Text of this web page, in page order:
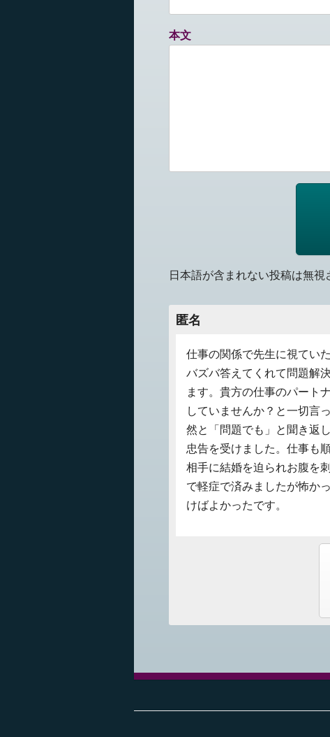
本文
日本語が含まれない投稿は無視
匿名
仕事の関係で先生に視てい
バズバ答えてくれて問題解
ます。貴方の仕事のパート
していませんか？と一切言
然と「問題でも」と聞き返
忠告を受けました。仕事も
相手に結婚を迫られお腹を
で軽症で済みましたが怖か
けばよかったです。